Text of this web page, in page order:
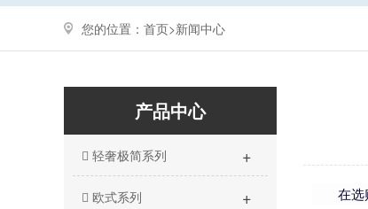
您的位置： 首页>新闻中心
产品中心
轻奢极简系列 +
欧式系列 + 在选